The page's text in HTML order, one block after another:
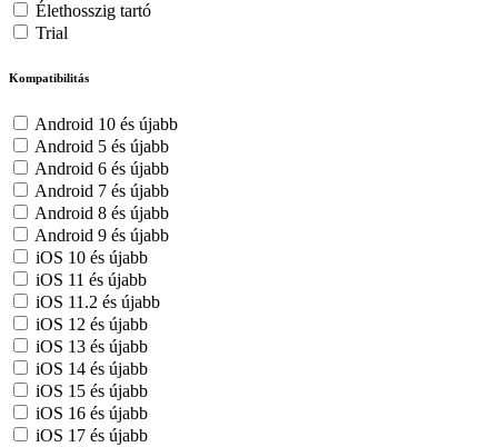
Élethosszig tartó
Trial
Kompatibilitás
Android 10 és újabb
Android 5 és újabb
Android 6 és újabb
Android 7 és újabb
Android 8 és újabb
Android 9 és újabb
iOS 10 és újabb
iOS 11 és újabb
iOS 11.2 és újabb
iOS 12 és újabb
iOS 13 és újabb
iOS 14 és újabb
iOS 15 és újabb
iOS 16 és újabb
iOS 17 és újabb